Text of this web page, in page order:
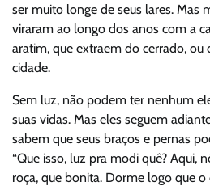
ser muito longe de seus lares. Mas
viraram ao longo dos anos com a
aratim, que extraem do cerrado, ou
cidade.
Sem luz, não podem ter nenhum
suas vidas. Mas eles seguem
sabem que seus braços e pernas
“Que isso, luz pra modi quê? Aqui,
roça, que bonita. Dorme logo que